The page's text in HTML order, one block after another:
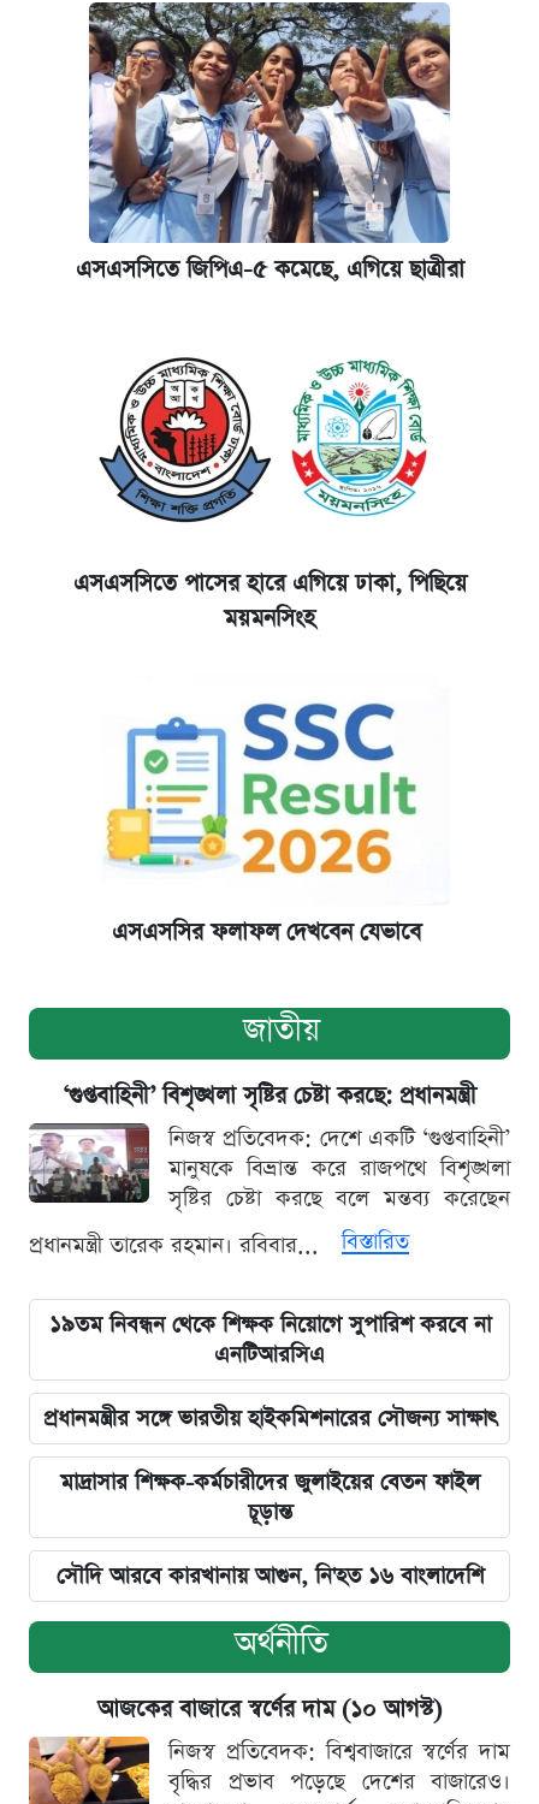
এসএসসিতে জিপিএ-৫ কমেছে, এগিয়ে ছাত্রীরা
এসএসসিতে পাসের হারে এগিয়ে ঢাকা, পিছিয়ে
ময়মনসিংহ
এসএসসির ফলাফল দেখবেন যেভাবে
জাতীয়
‘গুপ্তবাহিনী’ বিশৃঙ্খলা সৃষ্টির চেষ্টা করছে: প্রধানমন্ত্রী
নিজস্ব প্রতিবেদক: দেশে একটি ‘গুপ্তবাহিনী’
মানুষকে বিভ্রান্ত করে রাজপথে বিশৃঙ্খলা
সৃষ্টির চেষ্টা করছে বলে মন্তব্য করেছেন
প্রধানমন্ত্রী তারেক রহমান। রবিবার...
বিস্তারিত
১৯তম নিবন্ধন থেকে শিক্ষক নিয়োগে সুপারিশ করবে না
এনটিআরসিএ
প্রধানমন্ত্রীর সঙ্গে ভারতীয় হাইকমিশনারের সৌজন্য সাক্ষাৎ
মাদ্রাসার শিক্ষক-কর্মচারীদের জুলাইয়ের বেতন ফাইল
চূড়ান্ত
সৌদি আরবে কারখানায় আগুন, নি'হত ১৬ বাংলাদেশি
অর্থনীতি
আজকের বাজারে স্বর্ণের দাম (১০ আগস্ট)
নিজস্ব প্রতিবেদক: বিশ্ববাজারে স্বর্ণের দাম
বৃদ্ধির প্রভাব পড়েছে দেশের বাজারেও।